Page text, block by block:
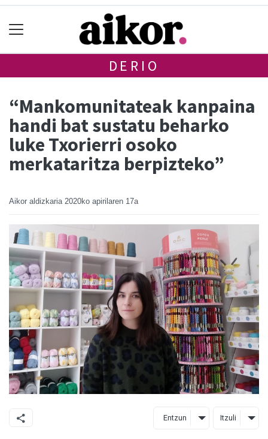
DERIO
“Mankomunitateak kanpaina
handi bat sustatu beharko
luke Txorierri osoko
merkataritza berpizteko”
Aikor aldizkaria 2020ko apirilaren 17a
Entzun Itzuli